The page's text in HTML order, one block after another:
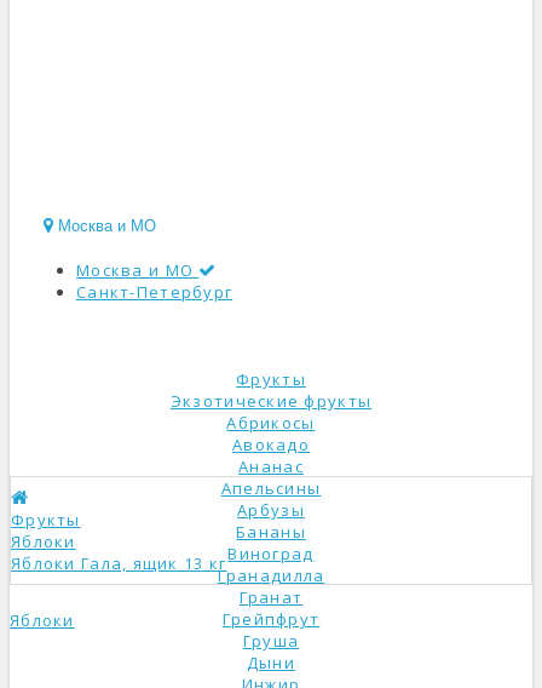
Москва и МО
Москва и МО
Санкт-Петербург
Фрукты
Экзотические фрукты
Абрикосы
Авокадо
Ананас
Апельсины
Арбузы
Бананы
Виноград
Гранадилла
Гранат
Грейпфрут
Груша
Дыни
Фрукты
Яблоки
Яблоки Гала, ящик 13 кг
Яблоки